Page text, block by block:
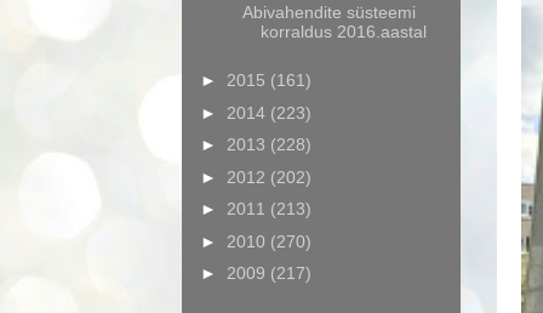
Abivahendite süsteemi
korraldus 2016.aastal
► 2015 (161)
► 2014 (223)
► 2013 (228)
► 2012 (202)
► 2011 (213)
► 2010 (270)
► 2009 (217)